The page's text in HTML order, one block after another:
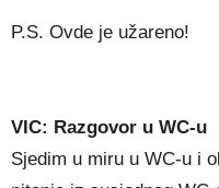
P.S. Ovde je užareno!
VIC: Razgovor u WC-u
Sjedim u miru u WC-u i